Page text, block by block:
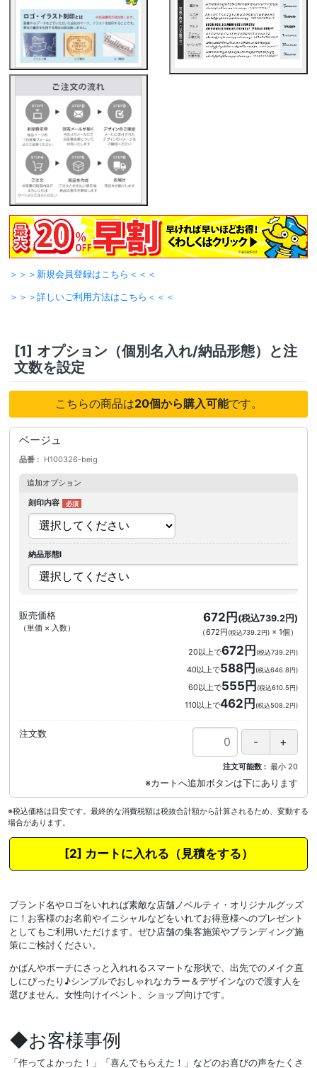
＞＞＞新規会員登録はこちら＜＜＜
＞＞＞詳しいご利用方法はこちら＜＜＜
[1] オプション（個別名入れ/納品形態）と注
文数を設定
こちらの商品は20個から購入可能です。
ベージュ
品番 H100326-beig
追加オプション
刻印内容
納品形態I
販売価格
（単価 × 入数）
672円 (税込739.2円)
（672円(税込739.2円)× 1個 ）
20以上で672円(税込739.2円)
40以上で588円(税込646.8円)
60以上で555円(税込610.5円)
110以上で462円(税込508.2円)
注文数
注文可能数 最小 20
※税込価格は目安です。最終的な消費税額は税抜合計額から計算されるため、変動する
場合があります。
カートに入れる
ブランド名やロゴをいれれば素敵な店舗ノベルティ・オリジナルグッズ
に！お客様のお名前やイニシャルなどをいれてお得意様へのプレゼント
としてもご利用いただけます。ぜひ店舗の集客施策やブランディング施
策にご検討ください。
かばんやポーチにさっと入れれるスマートな形状で、出先でのメイク直
しにぴったり♪シンプルでおしゃれなカラー＆デザインなので渡す人を
選びません。女性向けイベント、ショップ向けです。
◆お客様事例
「作ってよかった！」「喜んでもらえた！」などのお喜びの声をたくさ